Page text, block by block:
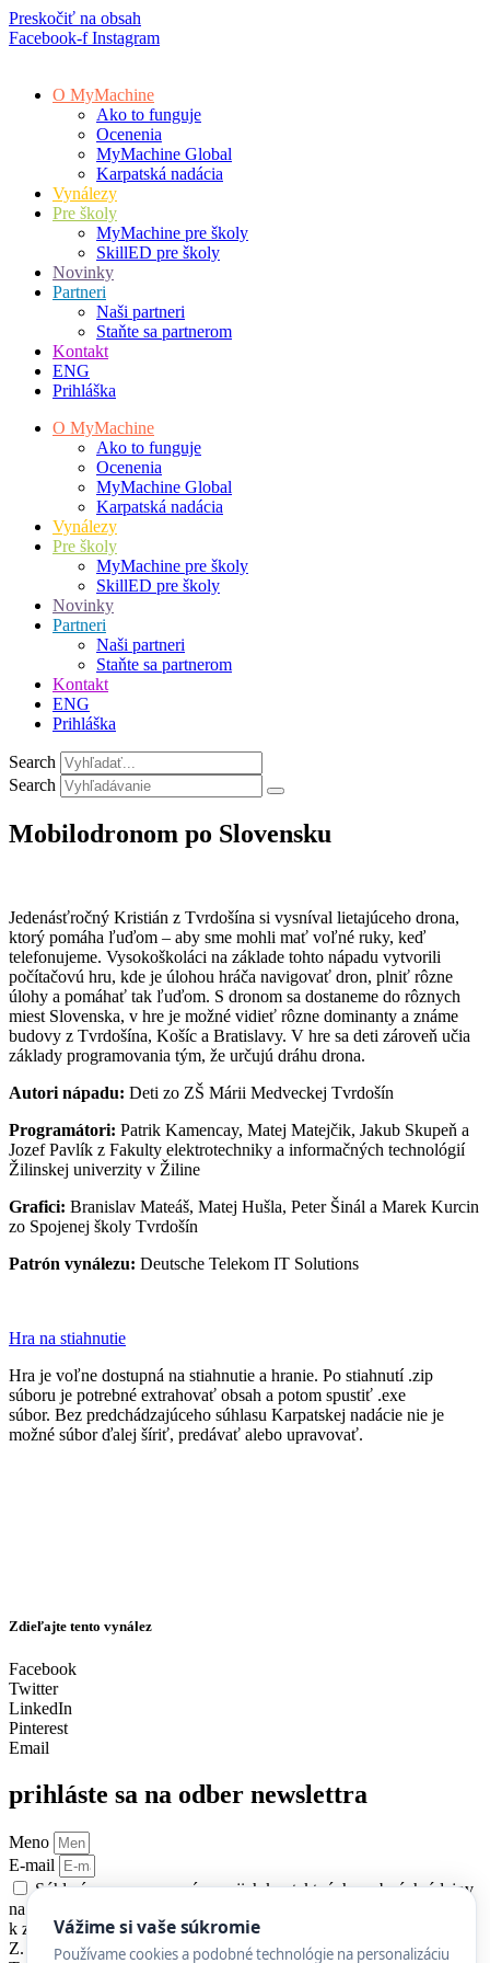
Preskočiť na obsah
Facebook-f Instagram
O MyMachine
Ako to funguje
Ocenenia
MyMachine Global
Karpatská nadácia
Vynálezy
Pre školy
MyMachine pre školy
SkillED pre školy
Novinky
Partneri
Naši partneri
Staňte sa partnerom
Kontakt
ENG
Prihláška
O MyMachine
Ako to funguje
Ocenenia
MyMachine Global
Karpatská nadácia
Vynálezy
Pre školy
MyMachine pre školy
SkillED pre školy
Novinky
Partneri
Naši partneri
Staňte sa partnerom
Kontakt
ENG
Prihláška
Search
Search
Mobilodronom po Slovensku
Jedenásťročný Kristián z Tvrdošína si vysníval lietajúceho drona,
ktorý pomáha ľuďom – aby sme mohli mať voľné ruky, keď
telefonujeme. Vysokoškoláci na základe tohto nápadu vytvorili
počítačovú hru, kde je úlohou hráča navigovať dron, plniť rôzne
úlohy a pomáhať tak ľuďom. S dronom sa dostaneme do rôznych
miest Slovenska, v hre je možné vidieť rôzne dominanty a známe
budovy z Tvrdošína, Košíc a Bratislavy. V hre sa deti zároveň učia
základy programovania tým, že určujú dráhu drona.
Autori nápadu: Deti zo ZŠ Márii Medveckej Tvrdošín
Programátori: Patrik Kamencay, Matej Matejčik, Jakub Skupeň a
Jozef Pavlík z Fakulty elektrotechniky a informačných technológií
Žilinskej univerzity v Žiline
Grafici: Branislav Mateáš, Matej Hušla, Peter Šinál a Marek Kurcin
zo Spojenej školy Tvrdošín
Patrón vynálezu: Deutsche Telekom IT Solutions
Hra na stiahnutie
Hra je voľne dostupná na stiahnutie a hranie. Po stiahnutí .zip
súboru je potrebné extrahovať obsah a potom spustiť .exe
súbor. Bez predchádzajúceho súhlasu Karpatskej nadácie nie je
možné súbor ďalej šíriť, predávať alebo upravovať.
Zdieľajte tento vynález
Facebook
Twitter
LinkedIn
Pinterest
Email
prihláste sa na odber newslettra
Meno
E-mail
Súhlasím so spracovaním mojich kontaktných osobných údajov
na účel zasielania newslettra MyMachine. Zároveň udeľujem súhlas
k zasielaniu newslettra v zmysle paragrafu 116 zákona č. 452/2021
Z. z. o elektronických komunikáciách v znení neskorších predpisov.
Vážime si vaše súkromie
Používame cookies a podobné technológie na personalizáciu